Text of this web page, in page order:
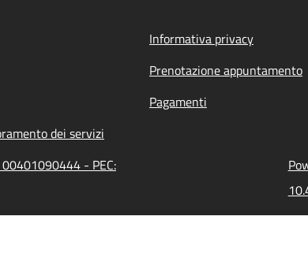
Informativa privacy
Prenotazione appuntamento
Pagamenti
dei servizi
- PEC: